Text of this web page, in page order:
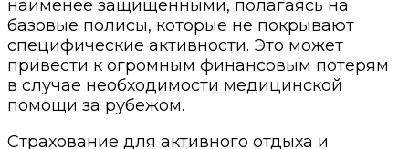
наименее защищенными, полагаясь на
базовые полисы, которые не покрывают
специфические активности. Это может
привести к огромным финансовым потерям
в случае необходимости медицинской
помощи за рубежом.
Страхование для активного отдыха и